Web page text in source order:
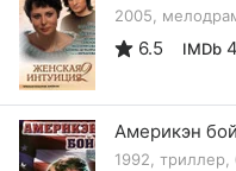
2005,
6.5 IMDb
Америкэн бой
1992,